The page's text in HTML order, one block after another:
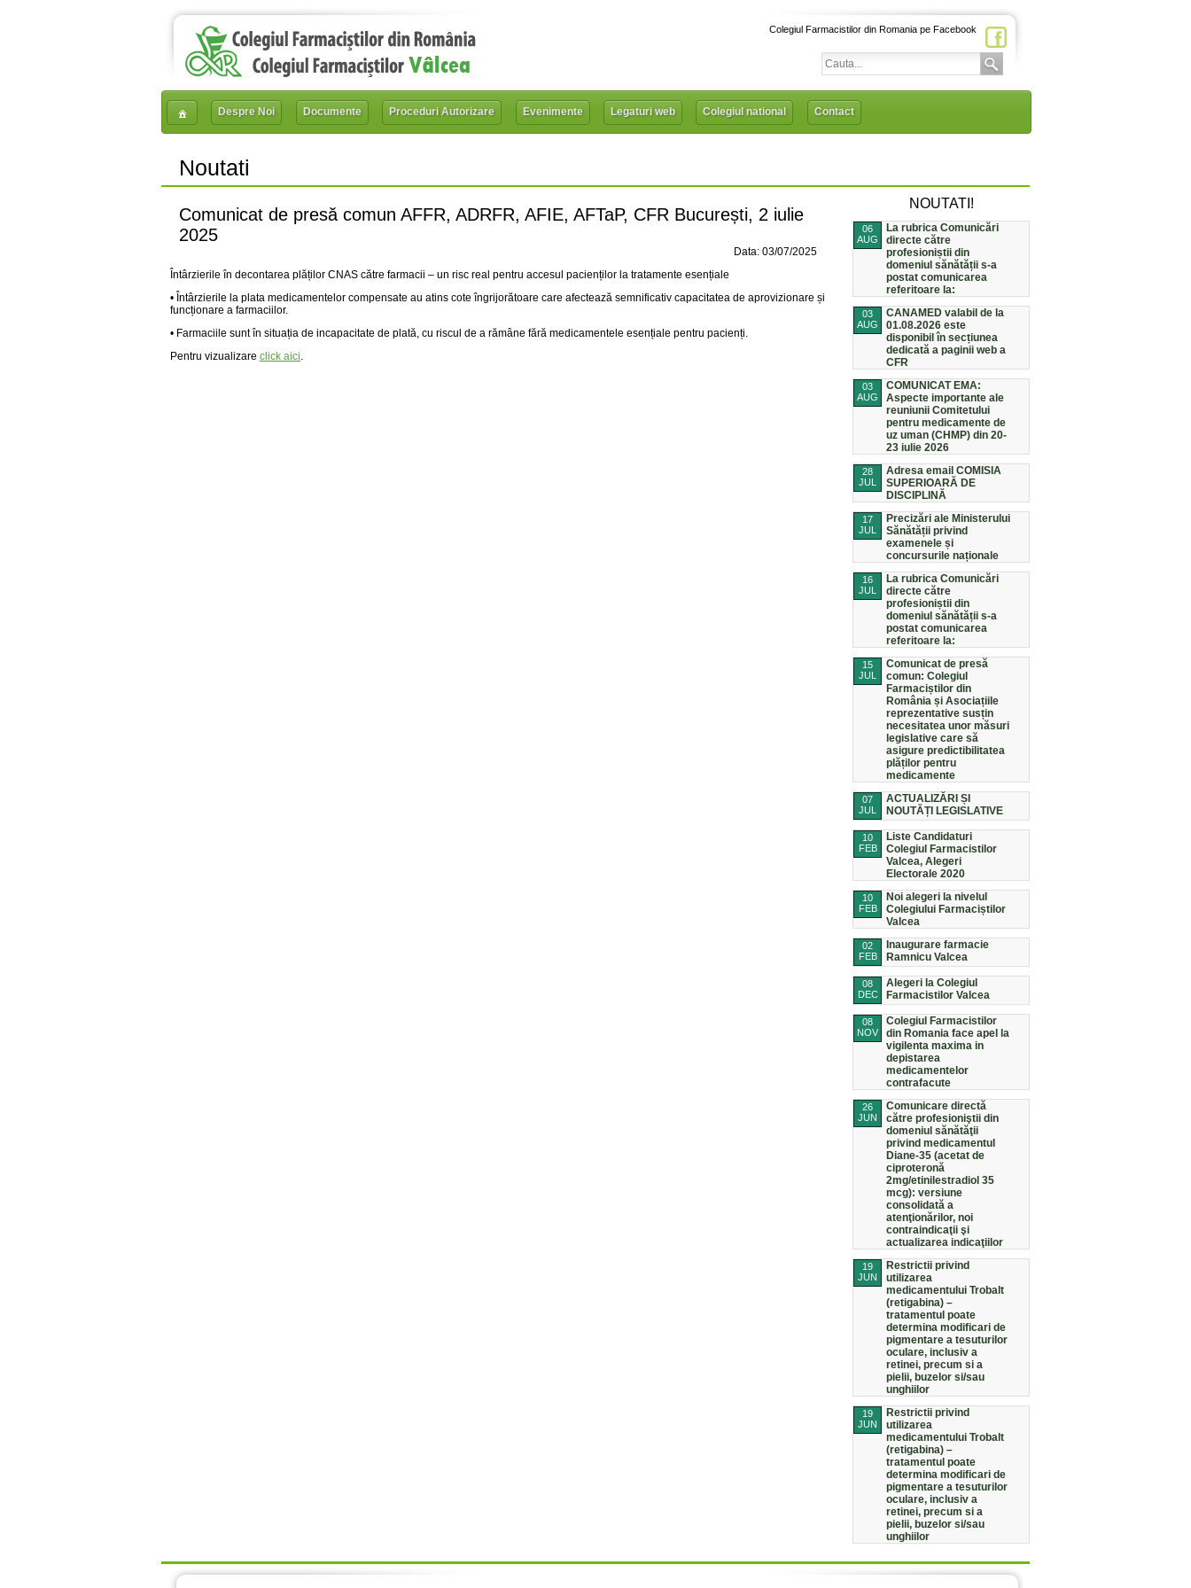
Colegiul Farmacistilor din Romania pe Facebook
Despre Noi Documente Proceduri Autorizare Evenimente Legaturi web Colegiul national Contact
Noutati
Comunicat de presă comun AFFR, ADRFR, AFIE, AFTaP, CFR București, 2 iulie
2025
Data: 03/07/2025
Întârzierile în decontarea plăților CNAS către farmacii – un risc real pentru accesul pacienților la tratamente esențiale
• Întârzierile la plata medicamentelor compensate au atins cote îngrijorătoare care afectează semnificativ capacitatea de aprovizionare și
funcționare a farmaciilor.
• Farmaciile sunt în situația de incapacitate de plată, cu riscul de a rămâne fără medicamentele esențiale pentru pacienți.
Pentru vizualizare click aici.
NOUTATI!
06
AUG
La rubrica Comunicări
directe către
profesioniștii din
domeniul sănătății s-a
postat comunicarea
referitoare la:
03
AUG
CANAMED valabil de la
01.08.2026 este
disponibil în secțiunea
dedicată a paginii web a
CFR
03
AUG
COMUNICAT EMA:
Aspecte importante ale
reuniunii Comitetului
pentru medicamente de
uz uman (CHMP) din 20-
23 iulie 2026
28
JUL
Adresa email COMISIA
SUPERIOARĂ DE
DISCIPLINĂ
17
JUL
Precizări ale Ministerului
Sănătății privind
examenele și
concursurile naționale
16
JUL
La rubrica Comunicări
directe către
profesioniștii din
domeniul sănătății s-a
postat comunicarea
referitoare la:
15
JUL
Comunicat de presă
comun: Colegiul
Farmaciștilor din
România și Asociațiile
reprezentative susțin
necesitatea unor măsuri
legislative care să
asigure predictibilitatea
plăților pentru
medicamente
07
JUL
ACTUALIZĂRI ȘI
NOUTĂȚI LEGISLATIVE
10
FEB
Liste Candidaturi
Colegiul Farmacistilor
Valcea, Alegeri
Electorale 2020
10
FEB
Noi alegeri la nivelul
Colegiului Farmaciștilor
Valcea
02
FEB
Inaugurare farmacie
Ramnicu Valcea
08
DEC
Alegeri la Colegiul
Farmacistilor Valcea
08
NOV
Colegiul Farmacistilor
din Romania face apel la
vigilenta maxima in
depistarea
medicamentelor
contrafacute
26
JUN
Comunicare directă
către profesioniştii din
domeniul sănătăţii
privind medicamentul
Diane-35 (acetat de
ciproteronă
2mg/etinilestradiol 35
mcg): versiune
consolidată a
atenţionărilor, noi
contraindicaţii şi
actualizarea indicaţiilor
19
JUN
Restrictii privind
utilizarea
medicamentului Trobalt
(retigabina) –
tratamentul poate
determina modificari de
pigmentare a tesuturilor
oculare, inclusiv a
retinei, precum si a
pielii, buzelor si/sau
unghiilor
19
JUN
Restrictii privind
utilizarea
medicamentului Trobalt
(retigabina) –
tratamentul poate
determina modificari de
pigmentare a tesuturilor
oculare, inclusiv a
retinei, precum si a
pielii, buzelor si/sau
unghiilor